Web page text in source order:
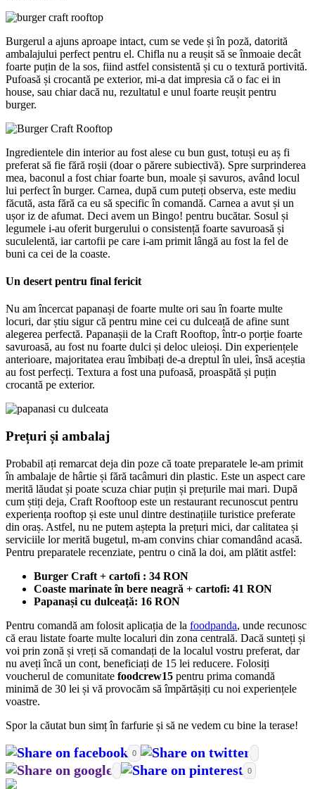
Burgerul a ajuns aproape intact, cum se vede și în poză, datorită
ambalajului perfect pentru el. Chifla nu a reușit să se înmoaie decât
foarte puțin de la sos, fiind astfel consistentă și cu o textură portivită.
Pufoasă și crocantă pe exterior, mi-a dat impresia că o fac ei in
house, sau chiar dacă nu, rezultatul e unul foarte reușit pentru
burger.
Ingredientele din interior au fost alese cu bun gust, totuși eu aș fi
preferat să fie fără roșii (doar o părere subiectivă). Spre surprinderea
mea, baconul a fost chiar foarte bun, moale și savuros, având locul
lui perfect în burger. Carnea, după cum puteți observa, este mediu
făcută, asta fără ca eu să specific în comandă. Carnea a avut și un
ușor iz de afumat. Deci avem un Bingo! pentru bucătar. Sosul și
legumele i-au oferit burgerului o consistență foarte savuroasă și
suculelentă, iar cartofii pe care i-am primit lângă au fost la fel de
buni ca cei de la coaste.
Un desert pentru final fericit
Nu am încercat papanași de foarte multe ori sau în foarte multe
locuri, dar știu sigur că pentru mine cei cu dulceață de afine sunt
alegerea perfectă. Papanașii de la Craft Rooftop, într-o porție foarte
savuroasă, au fost nu foarte dulci și deloc uleioși. Din experiențele
anterioare, majoritatea erau îmbibați de-a dreptul în ulei, însă aceștia
au fost perfecți. Textura a fost una pufoasă, proaspătă și puțin
crocantă pe exterior.
Prețuri și ambalaj
Probabil ați remarcat deja din poze că toate preparatele le-am primit
în ambalaje de hârtie și fără tacâmuri din plastic. Este un aspect care
merită lăudat și poate scuza chiar puțin și prețurile mai mari. După
cum știți deja, Craft Rooftoop este un restaurant recunoscut pentru
experiența rooftop și este unul dintre destinațiile turistice preferate
din oraș. Astfel, nu ne putem aștepta la prețuri mici, dar calitatea și
serviciile lor merită bugetul, m-am convins chiar comandând acasă.
Pentru preparatele recenziate, pentru o cină la doi, am plătit astfel:
Burger Craft + cartofi : 34 RON
Coaste marinate în bere neagră + cartofi: 41 RON
Papanași cu dulceață: 16 RON
Pentru comandă am folosit aplicația de la foodpanda, unde recunosc
că erau listate foarte multe localuri din zona centrală. Dacă sunteți și
voi prin zonă și vreți să comandați de la localul vostru preferat, dar
nu aveți încă un cont, beneficiați de 15 lei reducere. Folosiți
voucherul de comunitate foodcrew15 pentru prima comandă
minimă de 30 lei și vă provocăm să împărtășiți cu noi experiențele
voastre.
Spor la căutat bun simț în farfurie și să ne vedem cu bine la terase!
0
0